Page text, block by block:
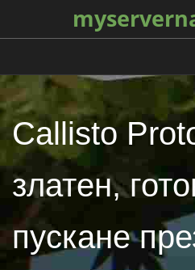
Callisto
златен,
пускане